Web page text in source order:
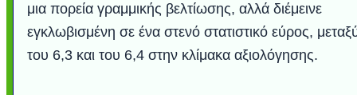
μια πορεία γραμμικής βελτίωσης, αλλά διέμεινε
εγκλωβισμένη σε ένα στενό στατιστικό εύρος,
του 6,3 και του 6,4 στην κλίμακα αξιολόγησης.